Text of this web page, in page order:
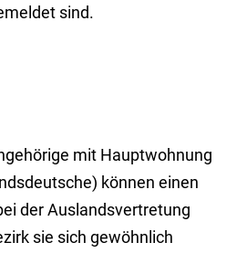
sind.
mit Hauptwohnung
können einen
der Auslandsvertretung
sie sich gewöhnlich